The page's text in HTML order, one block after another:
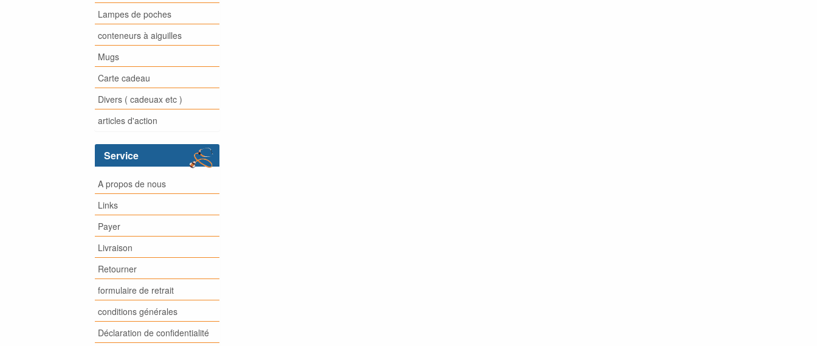
Lampes de poches
conteneurs à aiguilles
Mugs
Carte cadeau
Divers ( cadeuax etc )
articles d'action
Service
A propos de nous
Links
Payer
Livraison
Retourner
formulaire de retrait
conditions générales
Déclaration de confidentialité